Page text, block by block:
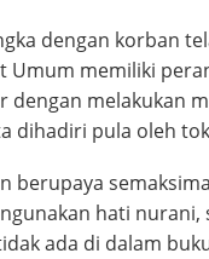
dengan korban
Umum memiliki
melakukan
dihadiri pula oleh
berupaya
hati nurani,
ada di dalam